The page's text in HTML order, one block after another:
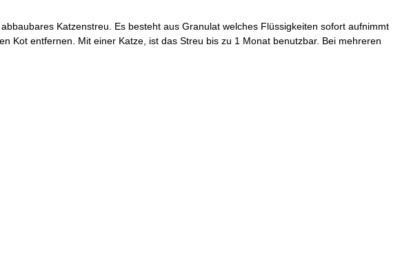
Katzenstreu. Es besteht aus Granulat welches Flüssigkeiten sofort aufnimmt
Kot entfernen. Mit einer Katze, ist das Streu bis zu 1 Monat benutzbar. Bei mehreren